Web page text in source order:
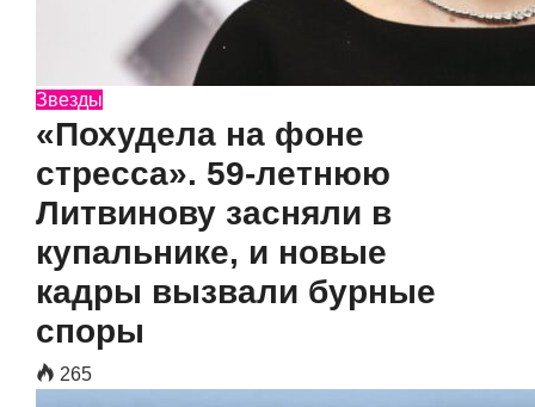
Звезды
«Похудела на фоне
стресса». 59-летнюю
Литвинову засняли в
купальнике, и новые
кадры вызвали бурные
споры
265